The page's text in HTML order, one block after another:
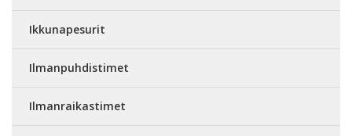
Ikkunapesurit
Ilmanpuhdistimet
Ilmanraikastimet